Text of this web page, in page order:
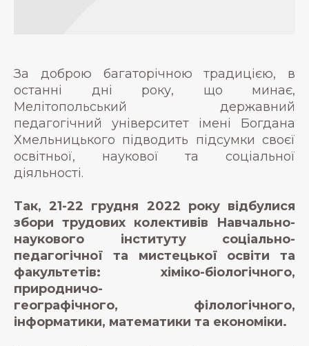
За доброю багаторічною традицією, в
останні дні року, що минає,
Мелітопольський державний
педагогічний університет імені Богдана
Хмельницького підводить підсумки своєї
освітньої, наукової та соціальної
діяльності.
Так, 21-22 грудня 2022 року відбулися
збори трудових колективів Навчально-
наукового інституту соціально-
педагогічної та мистецької освіти та
факультетів: хіміко-біологічного,
природничо-
географічного, філологічного,
інформатики, математики та економіки.